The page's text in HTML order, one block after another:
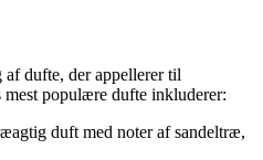
dufte, der appellerer til
populære dufte inkluderer:
duft med noter af sandeltræ,